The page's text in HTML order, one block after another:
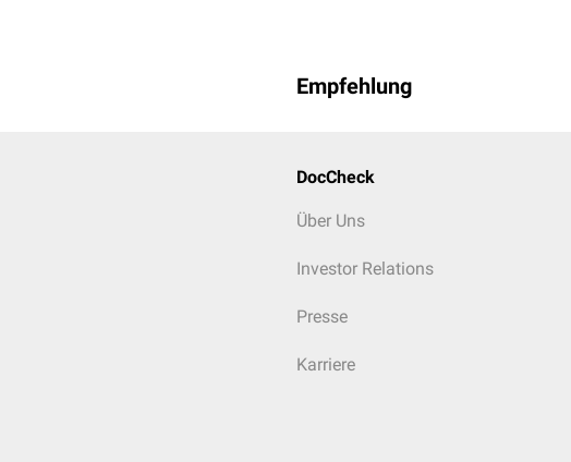
Empfehlung
DocCheck
Über Uns
Investor Relations
Presse
Karriere